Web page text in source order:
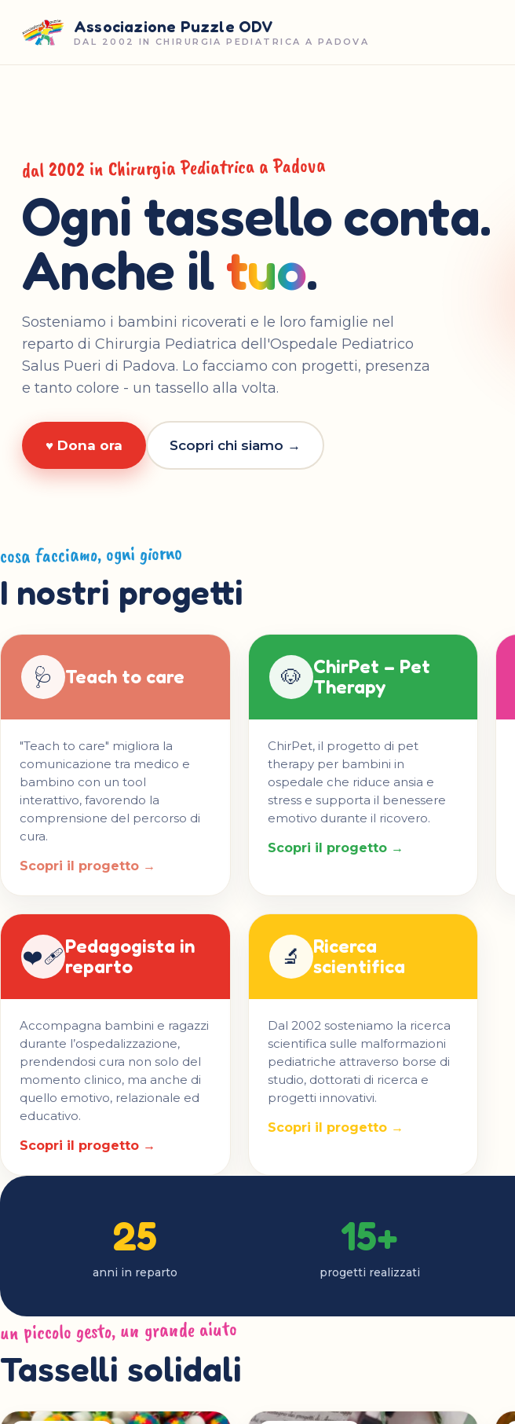
Associazione Puzzle ODV
DAL 2002 IN CHIRURGIA PEDIATRICA A PADOVA
dal 2002 in Chirurgia Pediatrica a Padova
Ogni tassello conta.
Anche iltuo.
Sosteniamo i bambini ricoverati e le loro famiglie nel
reparto di Chirurgia Pediatrica dell'Ospedale Pediatrico
Salus Pueri di Padova. Lo facciamo con progetti, presenza
e tanto colore - un tassello alla volta.
♥ Dona ora Scopri chi siamo →
cosa facciamo, ogni giorno
I nostri progetti
🩺 Teach to care
"Teach to care" migliora la
comunicazione tra medico e
bambino con un tool
interattivo, favorendo la
comprensione del percorso di
cura.
Scopri il progetto →
🐶 ChirPet – Pet
Therapy
ChirPet, il progetto di pet
therapy per bambini in
ospedale che riduce ansia e
stress e supporta il benessere
emotivo durante il ricovero.
Scopri il progetto →
❤️‍🩹Pedagogista in
reparto
Accompagna bambini e ragazzi
durante l’ospedalizzazione,
prendendosi cura non solo del
momento clinico, ma anche di
quello emotivo, relazionale ed
educativo.
Scopri il progetto →
🔬
Ricerca
scientifica
Dal 2002 sosteniamo la ricerca
scientifica sulle malformazioni
pediatriche attraverso borse di
studio, dottorati di ricerca e
progetti innovativi.
Scopri il progetto →
25
anni in reparto
15+
progetti realizzati
un piccolo gesto, un grande aiuto
Tasselli solidali